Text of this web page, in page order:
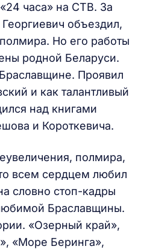
часа» на СТВ. За
объездил,
Но его работы
родной Беларуси.
Проявил
и как талантливый
над книгами
и Короткевича.
полмира,
всем сердцем любил
словно стоп-кадры
Браславщины.
«Озерный край»,
«Море Беринга»,